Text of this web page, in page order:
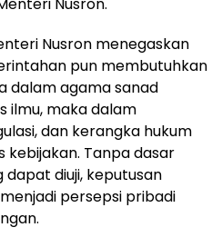
Nusron.
Nusron menegaskan
pun membutuhkan
dalam agama sanad
ilmu, maka dalam
dan kerangka hukum
kebijakan. Tanpa dasar
diuji, keputusan
persepsi pribadi